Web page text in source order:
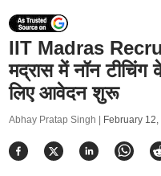
IIT Madras
मद्रास में नॉन टीचिंग
लिए आवेदन शुरू
Abhay Pratap Singh | February